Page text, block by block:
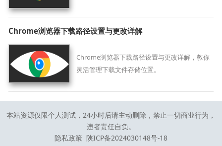
Chrome浏览器下载路径设置与更改详解
Chrome浏览器下载路径设置与更改详解，教你
灵活管理下载文件存储位置。
本站资源仅限个人测试，24小时后请主动删除，禁止一切商业行为，
违者责任自负。
隐私政策 陕ICP备2024030148号-18